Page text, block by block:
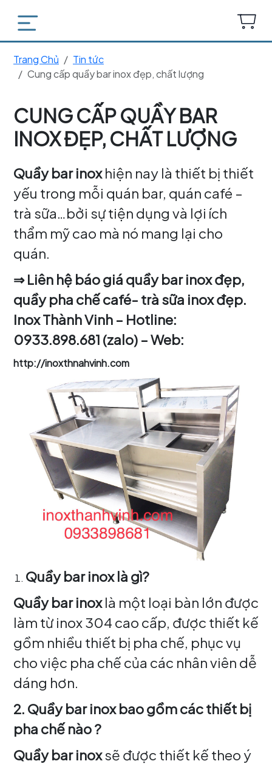
Trang Chủ
Tin tức
Cung cấp quầy bar inox đẹp, chất lượng
CUNG CẤP QUẦY BAR
INOX ĐẸP, CHẤT LƯỢNG
Quầy bar inoxhiện nay là thiết bị thiết
yếu trong mỗi quán bar, quán café –
trà sữa…bởi sự tiện dụng và lợi ích
thẩm mỹ cao mà nó mang lại cho
quán.
⇒ Liên hệ báo giá quầy bar inox đẹp,
quầy pha chế café- trà sữa inox đẹp.
Inox Thành Vinh – Hotline:
0933.898.681 (zalo) – Web:
http://inoxthnahvinh.com
Quầy bar inox là gì?
Quầy bar inoxlà một loại bàn lớn được
làm từ inox 304 cao cấp, được thiết kế
gồm nhiều thiết bị pha chế, phục vụ
cho việc pha chế của các nhân viên dễ
dáng hơn.
2. Quầy bar inox bao gồm các thiết bị
pha chế nào ?
Quầy bar inoxsẽ được thiết kế theo ý